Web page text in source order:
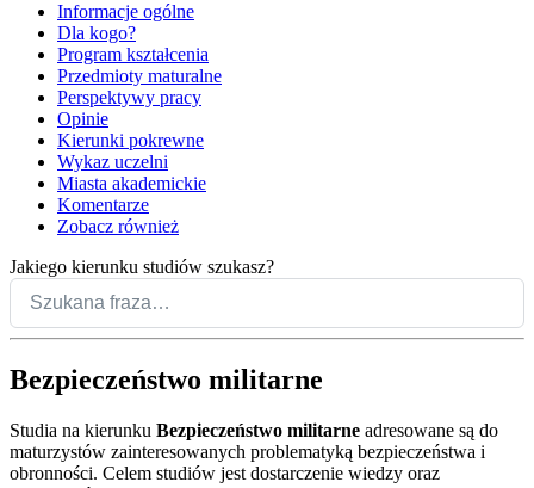
Informacje ogólne
Dla kogo?
Program kształcenia
Przedmioty maturalne
Perspektywy pracy
Opinie
Kierunki pokrewne
Wykaz uczelni
Miasta akademickie
Komentarze
Zobacz również
Jakiego kierunku studiów szukasz?
Bezpieczeństwo militarne
Studia na kierunku Bezpieczeństwo militarne adresowane są do
maturzystów zainteresowanych problematyką bezpieczeństwa i
obronności. Celem studiów jest dostarczenie wiedzy oraz